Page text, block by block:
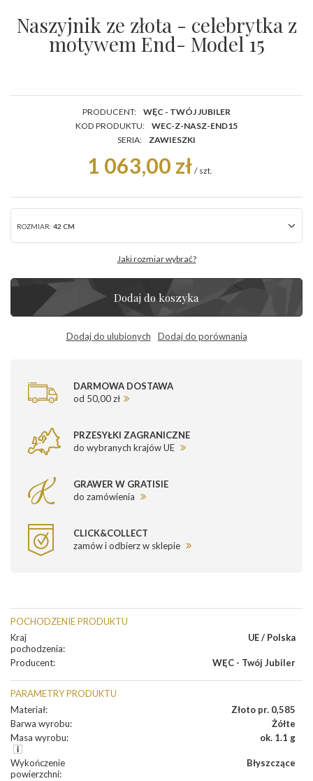
Naszyjnik ze złota - celebrytka z
motywem End- Model 15
PRODUCENT:
WĘC - TWÓJ JUBILER
KOD PRODUKTU:
WEC-Z-NASZ-END15
SERIA:
ZAWIESZKI
1 063,00 zł / szt.
ROZMIAR: 42 CM
Jaki rozmiar wybrać?
Dodaj do koszyka
Dodaj do ulubionych Dodaj do porównania
DARMOWA DOSTAWA
od 50,00 zł
PRZESYŁKI ZAGRANICZNE
do wybranych krajów UE
GRAWER W GRATISIE
do zamówienia
CLICK&COLLECT
zamów i odbierz w sklepie
POCHODZENIE PRODUKTU
Kraj
pochodzenia:
UE / Polska
Producent: WĘC - Twój Jubiler
PARAMETRY PRODUKTU
Materiał:
Złoto pr. 0,585
Barwa wyrobu:
Żółte
Masa wyrobu: ok. 1.1 g
Wykończenie
powierzchni:
Błyszczące